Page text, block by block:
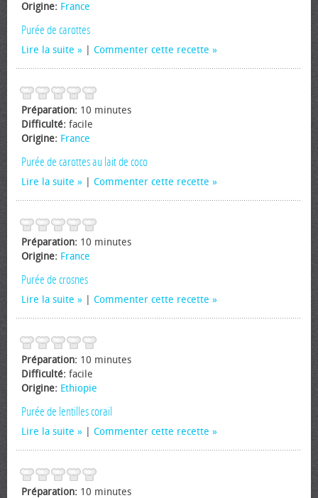
Origine: France
Purée de carottes
Lire la suite Commenter cette recette
Préparation: 10 minutes
Difficulté: facile
Origine: France
Purée de carottes au lait de coco
Lire la suite Commenter cette recette
Préparation: 10 minutes
Origine: France
Purée de crosnes
Lire la suite Commenter cette recette
Préparation: 10 minutes
Difficulté: facile
Origine: Ethiopie
Purée de lentilles corail
Lire la suite Commenter cette recette
Préparation: 10 minutes